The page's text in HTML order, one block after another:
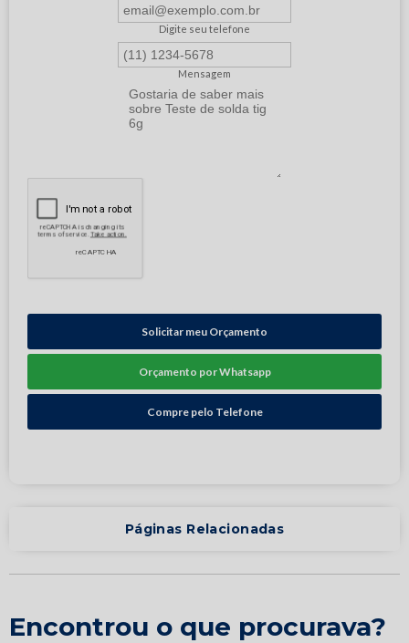
Digite seu telefone
Mensagem
Solicitar meu Orçamento
Orçamento por Whatsapp
Compre pelo Telefone
Páginas Relacionadas
Encontrou o que procurava?